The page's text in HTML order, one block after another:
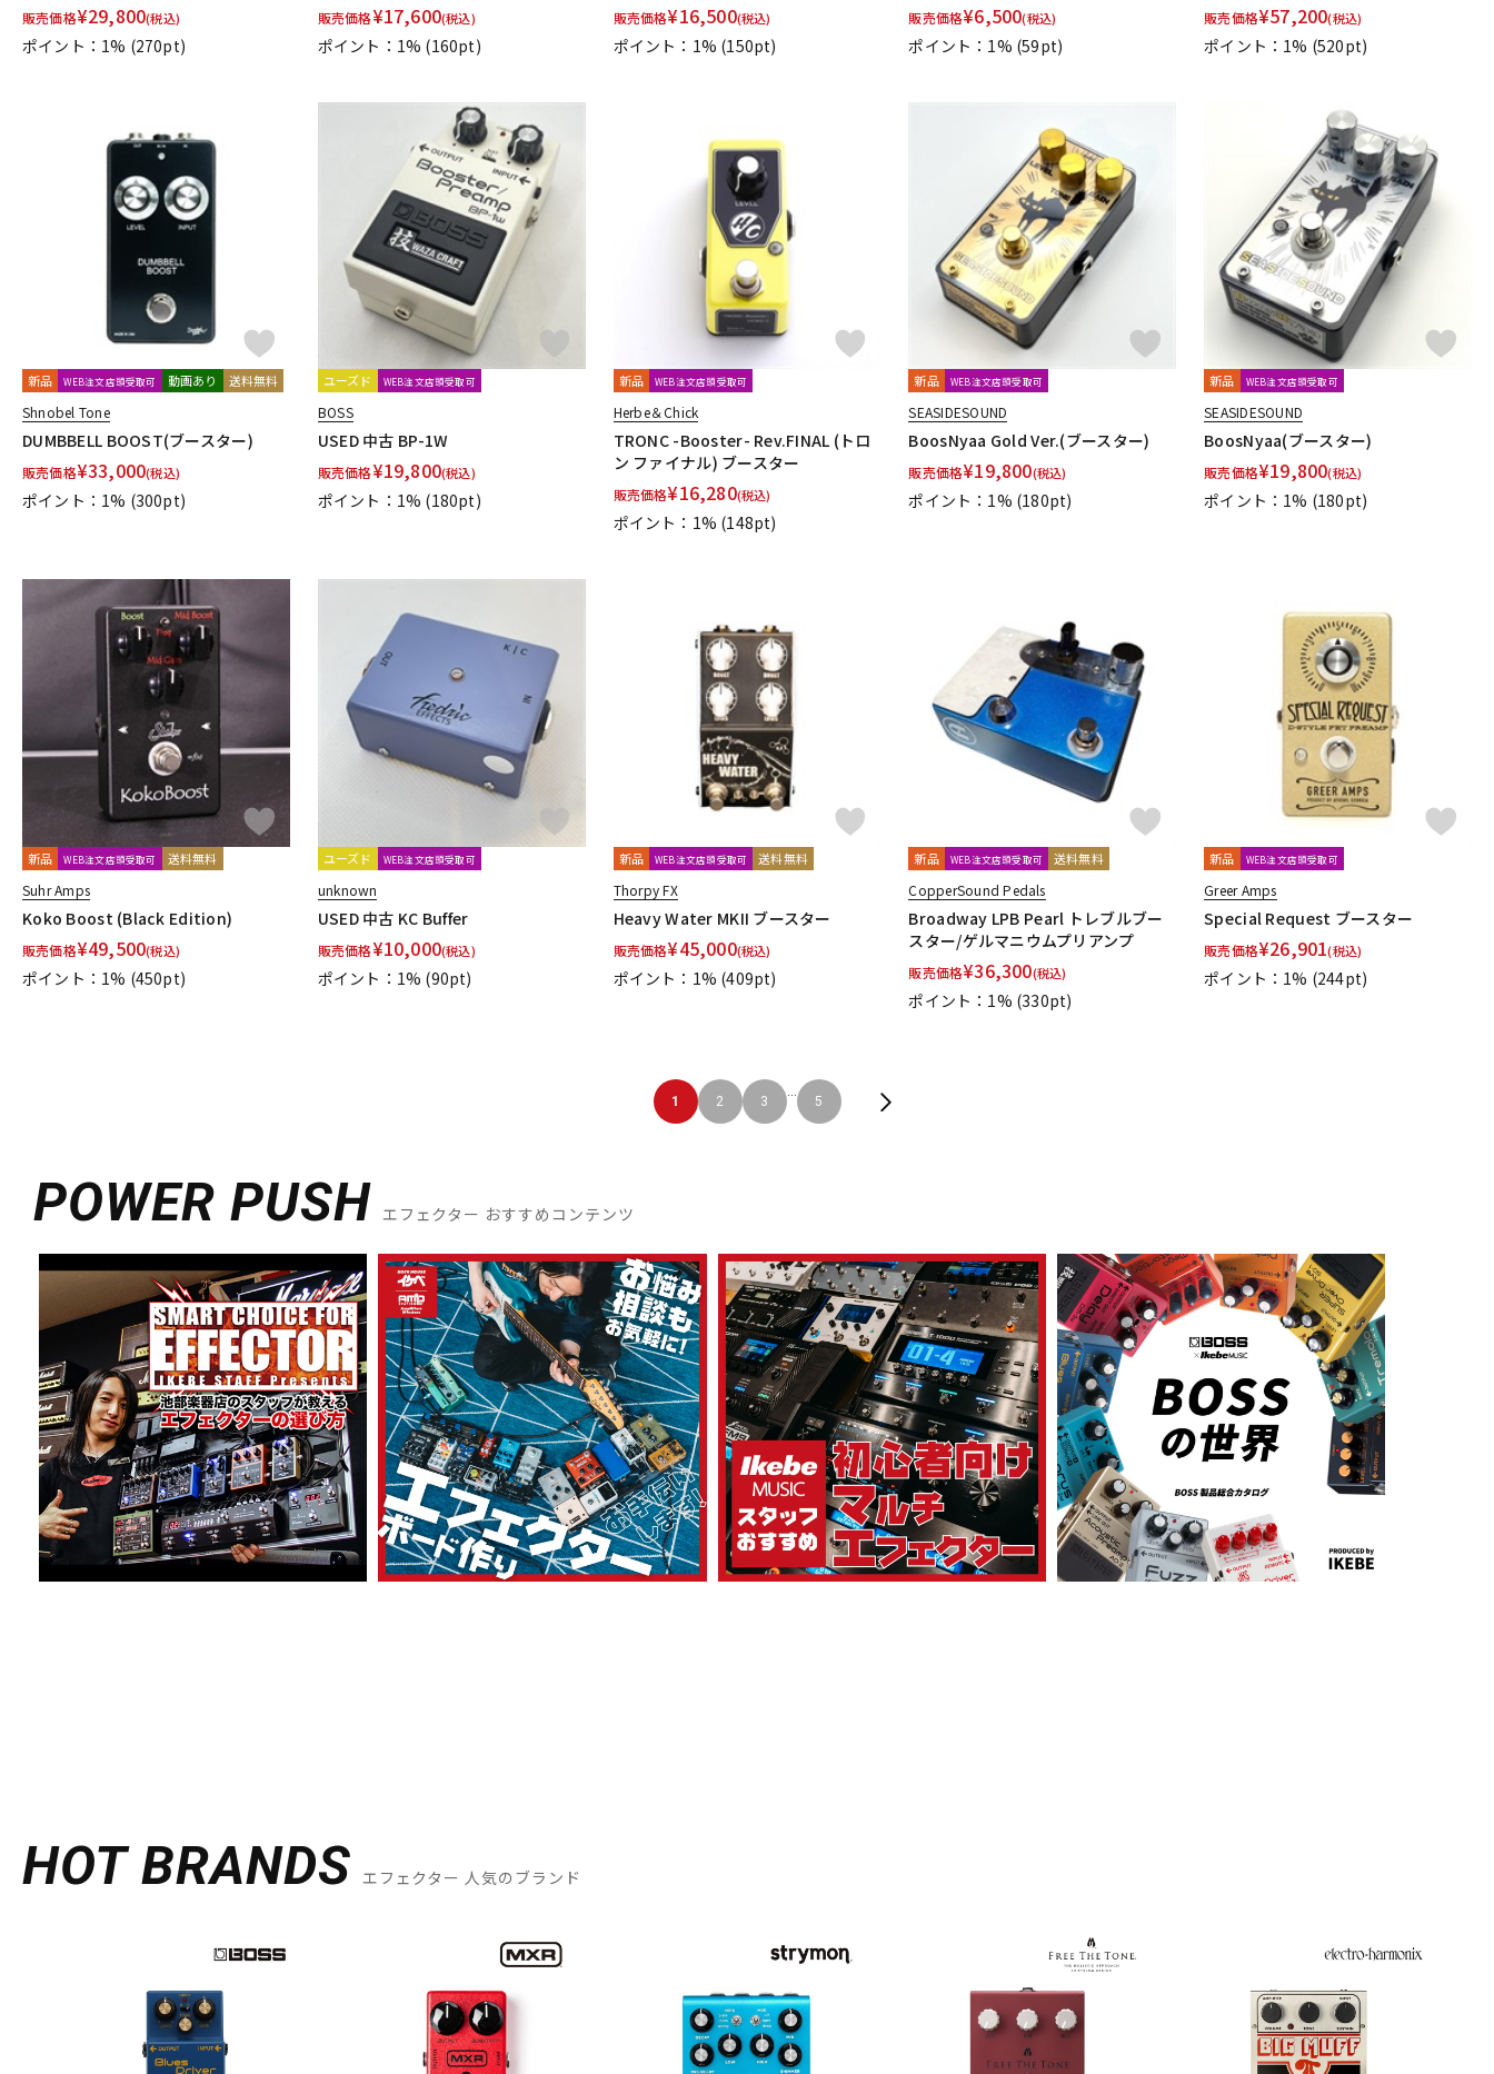
R
Radial Rainger FX RedWitch RESONANT ELECTRONIC DESIGN Retro-Sonic Reunion Blues RevoL effects REVV Rocktron Roger Mayer
Sadowsky SeamoonFX Shigemori shin’s music SHINOS amplifier company Ltd. Singular Sound Skreddy Pedals
SND(Shun Nokina Design) * L' SolidGoldFX Soul Power Instruments SoundBrut SOURCE AUDIO
Stack
SUBDECAY SUMO STOMP Surfy Industries SYNERGY
TECH21 Temple Audio Design the King of Gear Thermion TOKYO EFFECTOR T-REX TRIAL TRUETONE Tru-Fi
Umbrella Company Union Tube & Transistor Universal Audio VALETON Valkyrie Spear VEMURAM Vermona VeroCity Effects Pedals VERTEX
VitalAudio
VOCU VooDoo LAB
WALRUS AUDIO Wampler Pedals WAYHUGE weed Westminster Effects Whirlwind Wren and Cuff Creations XAct Tone Solutions Xvive
YUKI
Zahnrad by nature sound
ZOOM
他
キョーリツ マキノ工房 A.S.P.GEAR BROWNE AMPLIFICATION Tele.4 amplifier KERNOM STELLA GEAR EAR FUZZ Effects Indigo Note
Science Amplification
Trondheim Audio Devices
ABASI CONCEPTS oz design Van Diemens Analogue Audio Disruptors SUSHI BOX FX Lofi Mind Effects
HUDSON ELECTRONICS
販売価格¥29,800(税込)
ポイント：1% (270pt)
販売価格¥17,600(税込)
ポイント：1% (160pt)
販売価格¥16,500(税込)
ポイント：1% (150pt)
販売価格¥6,500(税込)
ポイント：1% (59pt)
販売価格¥57,200(税込)
ポイント：1% (520pt)
新品 WEB注文店頭受取可 動画あり 送料無料
Shnobel Tone
DUMBBELL BOOST(ブースター)
販売価格¥33,000(税込)
ポイント：1% (300pt)
ユーズド WEB注文店頭受取可
BOSS
USED 中古 BP-1W
販売価格¥19,800(税込)
ポイント：1% (180pt)
新品 WEB注文店頭受取可
Herbe＆Chick
TRONC -Booster- Rev.FINAL (トロ
ン ファイナル) ブースター
販売価格¥16,280(税込)
ポイント：1% (148pt)
新品 WEB注文店頭受取可
SEASIDESOUND
BoosNyaa Gold Ver.(ブースター)
販売価格¥19,800(税込)
ポイント：1% (180pt)
新品 WEB注文店頭受取可
SEASIDESOUND
BoosNyaa(ブースター)
販売価格¥19,800(税込)
ポイント：1% (180pt)
新品 WEB注文店頭受取可 送料無料
Suhr Amps
Koko Boost (Black Edition)
販売価格¥49,500(税込)
ポイント：1% (450pt)
ユーズド WEB注文店頭受取可
unknown
USED 中古 KC Buffer
販売価格¥10,000(税込)
ポイント：1% (90pt)
新品 WEB注文店頭受取可 送料無料
Thorpy FX
Heavy Water MKII ブースター
販売価格¥45,000(税込)
ポイント：1% (409pt)
新品 WEB注文店頭受取可 送料無料
CopperSound Pedals
Broadway LPB Pearl トレブルブー
スター/ゲルマニウムプリアンプ
販売価格¥36,300(税込)
ポイント：1% (330pt)
新品 WEB注文店頭受取可
Greer Amps
Special Request ブースター
販売価格¥26,901(税込)
ポイント：1% (244pt)
1 2 3
...
5
POWER PUSH エフェクター おすすめコンテンツ
HOT BRANDS エフェクター 人気のブランド